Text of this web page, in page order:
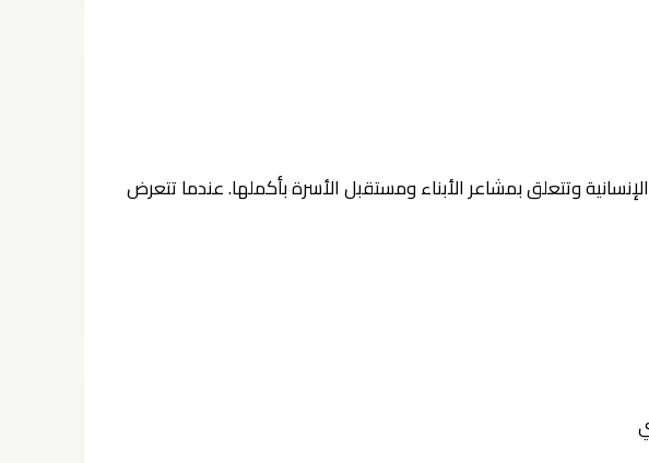
وتتعلق بمشاعر الأبناء ومستقبل الأسرة بأكملها. عندما تتعرض